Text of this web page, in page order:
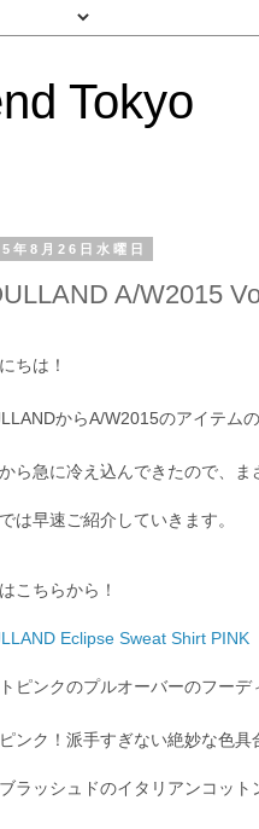
Tokyo
年8月26日水曜日
A/W2015
ちは！
からA/W2015のアイテム
ら急に冷え込んできたので、ま
は早速ご紹介していきます。
こちらから！
Eclipse Sweat Shirt PINK
ピンクのプルオーバーのフーデ
ンク！派手すぎない絶妙な色具
ラッシュドのイタリアンコット